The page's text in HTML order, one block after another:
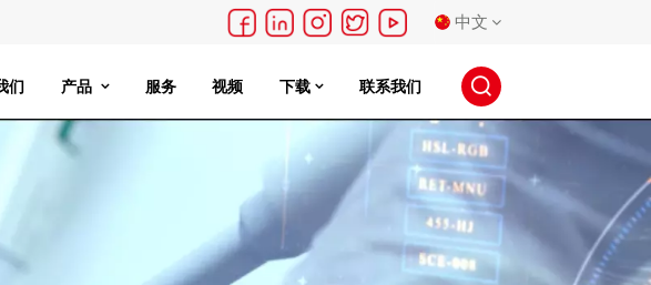
中文
English
français
русский
们 产品 服务 视频 下载 联系我们